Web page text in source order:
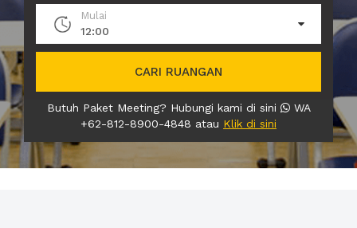
Mulai
12:00
CARI RUANGAN
Butuh Paket Meeting? Hubungi kami di sini
WA
+62-812-8900-4848 atau Klik di sini